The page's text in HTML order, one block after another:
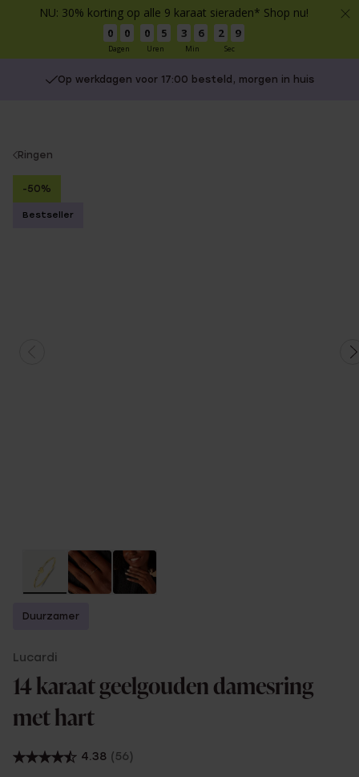
NU: 30% korting op alle 9 karaat sieraden* Shop nu!
0 0
Dagen
0 5
Uren
3 6
Min
2 9
Sec
Op werkdagen voor 17:00 besteld, morgen in huis
You
are
here:
Ringen
-50%
Bestseller
Duurzamer
Lucardi
14 karaat geelgouden damesring
met hart
4.38 (56)